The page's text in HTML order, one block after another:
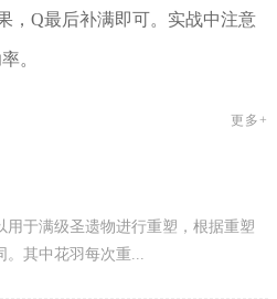
，Q最后补满即可。实战中注意
。
更多+
于满级圣遗物进行重塑，根据重塑
其中花羽每次重...